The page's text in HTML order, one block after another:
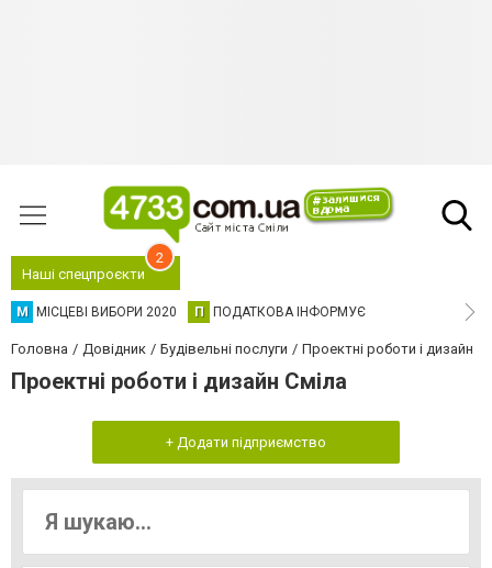
Наші спецпроєкти
2
М МІСЦЕВІ ВИБОРИ 2020 П ПОДАТКОВА ІНФОРМУЄ
Головна Довідник Будівельні послуги Проектні роботи і дизайн
Проектні роботи і дизайн Сміла
+ Додати підприємство